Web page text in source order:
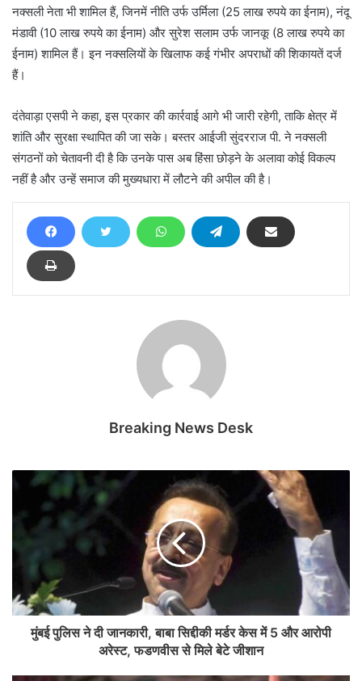
नक्सली नेता भी शामिल हैं, जिनमें नीति उर्फ उर्मिला (25 लाख रुपये का ईनाम), नंदू
मंडावी (10 लाख रुपये का ईनाम) और सुरेश सलाम उर्फ जानकू (8 लाख रुपये का
ईनाम) शामिल हैं। इन नक्सलियों के खिलाफ कई गंभीर अपराधों की शिकायतें दर्ज
हैं।
दंतेवाड़ा एसपी ने कहा, इस प्रकार की कार्रवाई आगे भी जारी रहेगी, ताकि क्षेत्र में
शांति और सुरक्षा स्थापित की जा सके। बस्तर आईजी सुंदरराज पी. ने नक्‍सली
संगठनों को चेतावनी दी है कि उनके पास अब हिंसा छोड़ने के अलावा कोई विकल्प
नहीं है और उन्हें समाज की मुख्यधारा में लौटने की अपील की है।
Breaking News Desk
मुंबई पुलिस ने दी जानकारी, बाबा सिद्दीकी मर्डर केस में 5 और आरोपी
अरेस्ट, फडणवीस से मिले बेटे जीशान